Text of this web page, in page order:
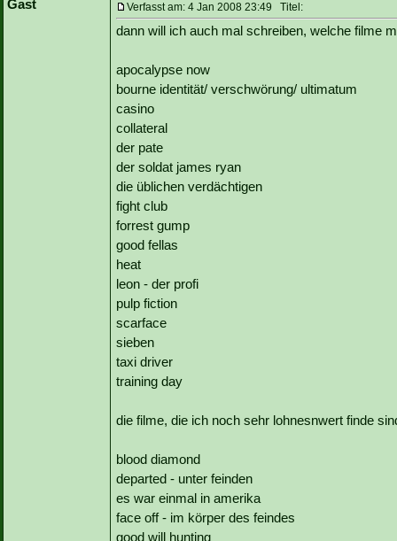
Gast
Verfasst am: 4 Jan 2008 23:49 Titel:
dann will ich auch mal schreiben, welche filme
apocalypse now
bourne identität/ verschwörung/ ultimatum
casino
collateral
der pate
der soldat james ryan
die üblichen verdächtigen
fight club
forrest gump
good fellas
heat
leon - der profi
pulp fiction
scarface
sieben
taxi driver
training day
die filme, die ich noch sehr lohnesnwert finde
blood diamond
departed - unter feinden
es war einmal in amerika
face off - im körper des feindes
good will hunting